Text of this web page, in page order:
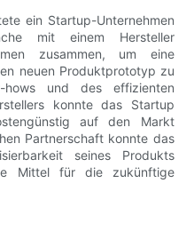
ein Startup-Unternehmen
mit einem Hersteller
zusammen, um eine
neuen Produktprototyp zu
hows und des effizienten
konnte das Startup
auf den Markt
Partnerschaft konnte das
seines Produkts
Mittel für die zukünftige